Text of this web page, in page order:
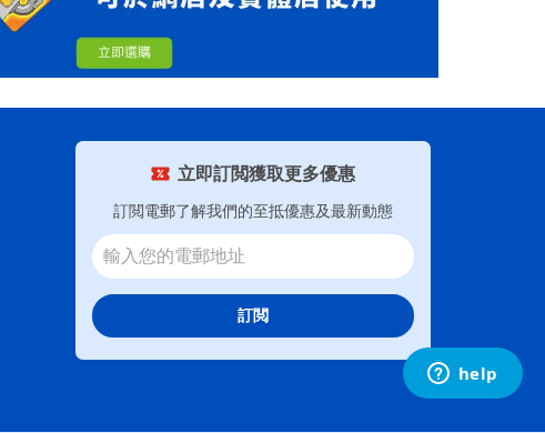
立即訂閲獲取更多優惠
訂閲電郵了解我們的至抵優惠及最新動態
訂閲